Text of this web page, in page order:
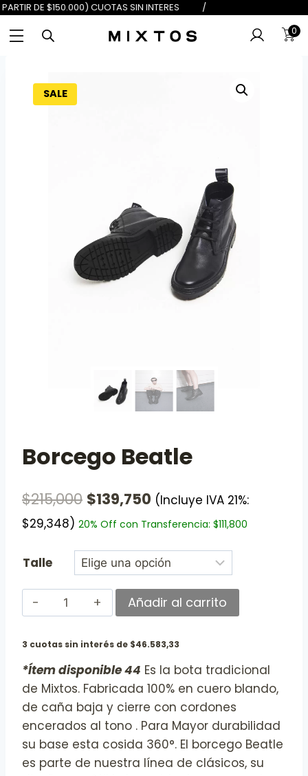
6 (A PARTIR DE
0
SALE
Borcego Beatle
$215,000 $139,750 (Incluye IVA 21%:
$29,348) 20% Off con Transferencia: $111,800
Talle
Añadir al carrito
3 cuotas sin interés de $46.583,33
*Ítem disponible 44 Es la bota tradicional
de Mixtos. Fabricada 100% en cuero blando,
de caña baja y cierre con cordones
encerados al tono . Para Mayor durabilidad
su base esta cosida 360°. El borcego Beatle
es parte de nuestra línea de clásicos, su